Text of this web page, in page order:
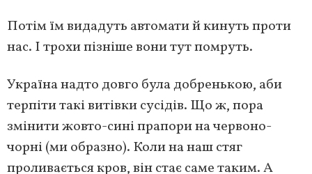
Потім їм видадуть автомати й кинуть проти
нас. І трохи пізніше вони тут помруть.
Україна надто довго була добренькою, аби
терпіти такі витівки сусідів. Що ж, пора
змінити жовто-сині прапори на червоно-
чорні (ми образно). Коли на наш стяг
проливається кров, він стає саме таким. А